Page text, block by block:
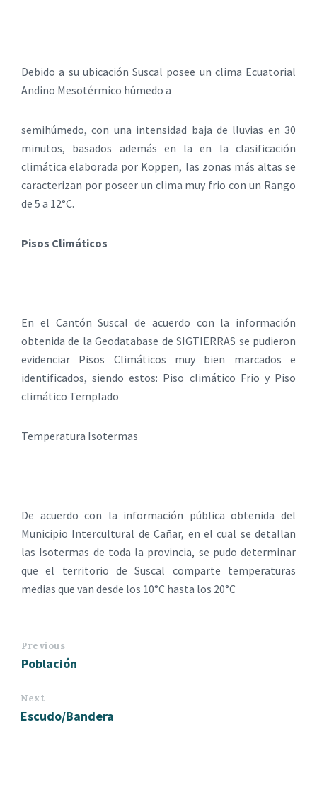
Debido a su ubicación Suscal posee un clima Ecuatorial
Andino Mesotérmico húmedo a
semihúmedo, con una intensidad baja de lluvias en 30
minutos, basados además en la en la clasificación
climática elaborada por Koppen, las zonas más altas se
caracterizan por poseer un clima muy frio con un Rango
de 5 a 12°C.
Pisos Climáticos
En el Cantón Suscal de acuerdo con la información
obtenida de la Geodatabase de SIGTIERRAS se pudieron
evidenciar Pisos Climáticos muy bien marcados e
identificados, siendo estos: Piso climático Frio y Piso
climático Templado
Temperatura Isotermas
De acuerdo con la información pública obtenida del
Municipio Intercultural de Cañar, en el cual se detallan
las Isotermas de toda la provincia, se pudo determinar
que el territorio de Suscal comparte temperaturas
medias que van desde los 10°C hasta los 20°C
Previous
Población
Next
Escudo/Bandera